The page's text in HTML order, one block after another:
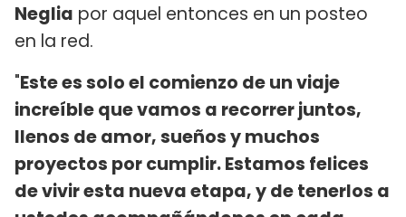
Neglia por aquel entonces en un posteo
en la red.
"Este es solo el comienzo de un viaje
increíble que vamos a recorrer juntos,
llenos de amor, sueños y muchos
proyectos por cumplir. Estamos felices
de vivir esta nueva etapa, y de tenerlos a